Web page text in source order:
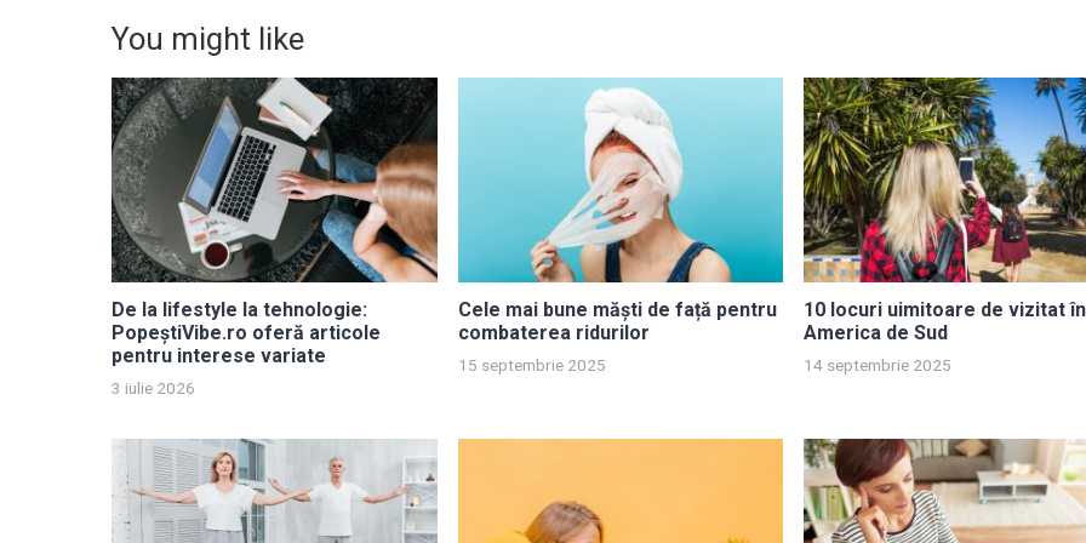
You might like
De la lifestyle la tehnologie:
PopeștiVibe.ro oferă articole
pentru interese variate
3 iulie 2026
Cele mai bune măști de față pentru
combaterea ridurilor
15 septembrie 2025
10 locuri uimitoare de vizitat în
America de Sud
14 septembrie 2025